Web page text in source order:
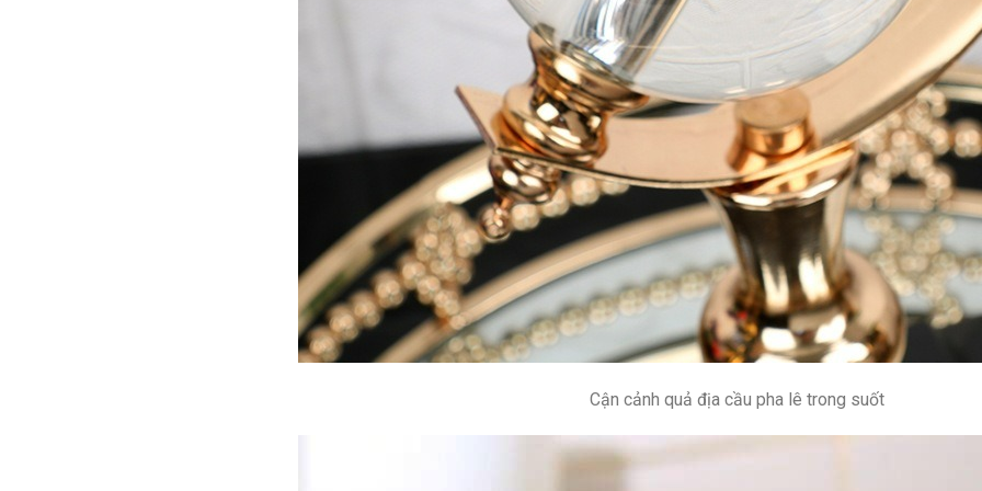
Cận cảnh quả địa cầu pha lê trong suốt